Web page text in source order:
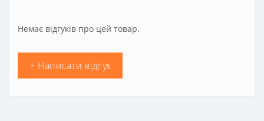
Немає відгуків про цей товар.
+ Написати відгук